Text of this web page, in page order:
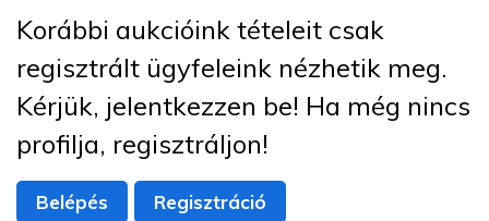
Korábbi aukcióink tételeit csak
regisztrált ügyfeleink nézhetik meg.
Kérjük, jelentkezzen be! Ha még nincs
profilja, regisztráljon!
Belépés Regisztráció